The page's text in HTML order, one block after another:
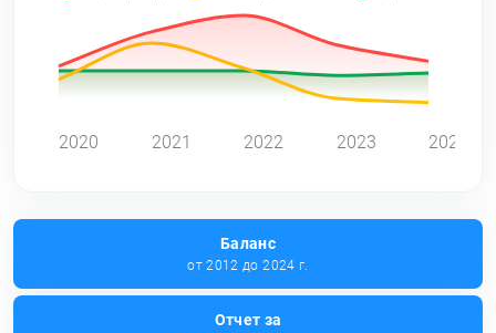
2020 2021 2022 2023 2024
Баланс
от 2012 до 2024 г.
Отчет за